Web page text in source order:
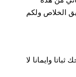
الخلاص ولكم
وايمانا لا